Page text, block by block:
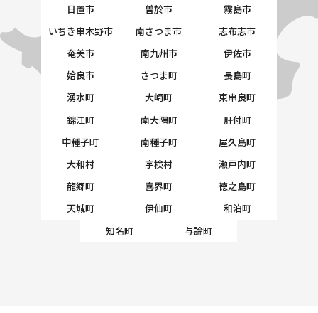
日置市
曽於市
霧島市
いちき串木野市
南さつま市
志布志市
奄美市
南九州市
伊佐市
姶良市
さつま町
長島町
湧水町
大崎町
東串良町
錦江町
南大隅町
肝付町
中種子町
南種子町
屋久島町
大和村
宇検村
瀬戸内町
龍郷町
喜界町
徳之島町
天城町
伊仙町
和泊町
知名町
与論町